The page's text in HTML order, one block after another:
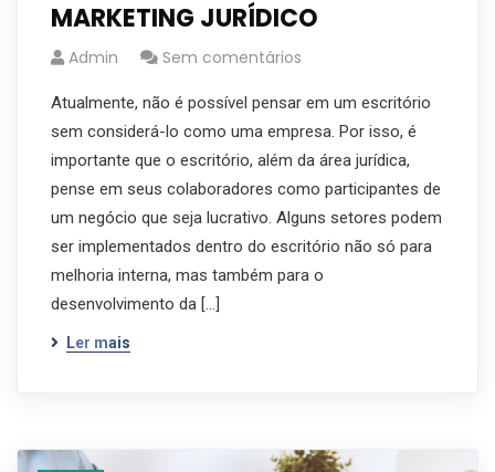
MARKETING JURÍDICO
Admin Sem comentários
Atualmente, não é possível pensar em um escritório
sem considerá-lo como uma empresa. Por isso, é
importante que o escritório, além da área jurídica,
pense em seus colaboradores como participantes de
um negócio que seja lucrativo. Alguns setores podem
ser implementados dentro do escritório não só para
melhoria interna, mas também para o
desenvolvimento da […]
Ler mais